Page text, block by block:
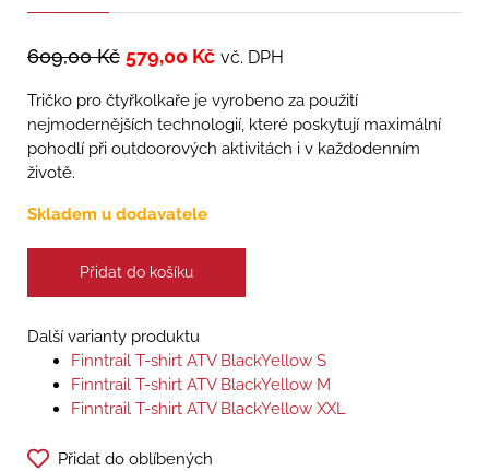
609,00Kč 579,00 Kč vč. DPH
Tričko pro čtyřkolkaře je vyrobeno za použití
nejmodernějších technologií, které poskytují maximální
pohodlí při outdoorových aktivitách i v každodenním
životě.
Skladem u dodavatele
Přidat do košíku
Další varianty produktu
Finntrail T-shirt ATV BlackYellow S
Finntrail T-shirt ATV BlackYellow M
Finntrail T-shirt ATV BlackYellow XXL
Přidat do oblíbených